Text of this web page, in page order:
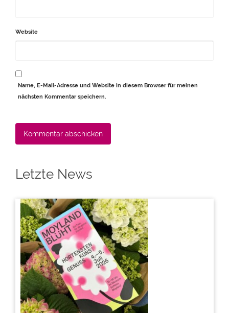
Website
Name, E-Mail-Adresse und Website in diesem Browser für meinen
nächsten Kommentar speichern.
Letzte News